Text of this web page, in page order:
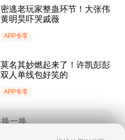
密逃老玩家整蛊环节！大张伟
黄明昊吓哭戚薇
APP专享
莫名其妙燃起来了！许凯彭彭
双人单线包好笑的
APP专享
换一换